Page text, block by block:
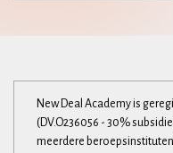
New Deal Academy is
(DV.O236056 - 30%
meerdere